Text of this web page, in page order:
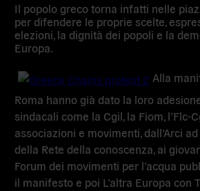
Il popolo greco torna infatti nelle
per difendere le proprie scelte,
elezioni, la dignità dei popoli e la
Europa.
Alla
Roma hanno già dato la loro
sindacali come la Cgil, la Fiom, l’Flc-
associazioni e movimenti, dall’Arci
della Rete della conoscenza, ai
Forum dei movimenti per l’acqua
il manifesto e poi L’altra Europa con